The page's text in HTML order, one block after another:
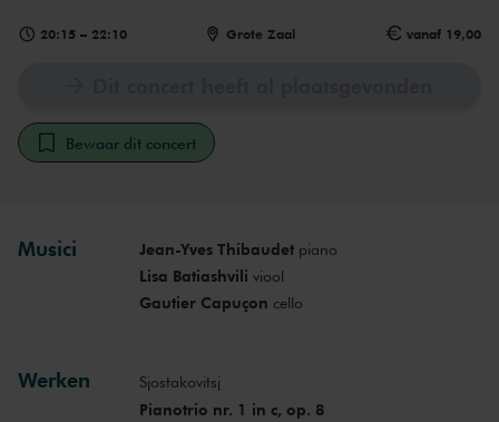
20:15 – 22:10 Grote Zaal vanaf 19,00
Bewaar dit concert
Musici Jean-Yves Thibaudetpiano
Lisa Batiashvili viool
Gautier Capuçon cello
Werken Sjostakovitsj
Pianotrio nr. 1 in c, op. 8